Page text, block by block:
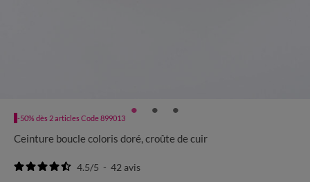
-50% dès 2 articles Code 899013
Ceinture boucle coloris doré, croûte de cuir
4.5/5 - 42 avis